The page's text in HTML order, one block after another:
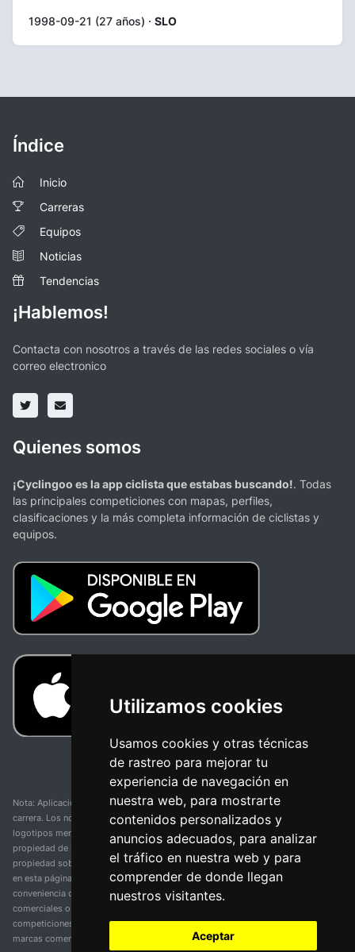
Utilizamos cookies
Usamos cookies y otras técnicas
de rastreo para mejorar tu
experiencia de navegación en
nuestra web, para mostrarte
contenidos personalizados y
anuncios adecuados, para analizar
el tráfico en nuestra web y para
comprender de donde llegan
nuestros visitantes.
Aceptar
1998-09-21 (27 años) · SLO
Índice
Inicio
Carreras
Equipos
Noticias
Tendencias
¡Hablemos!
Contacta con nosotros a través de las redes sociales o vía
correo electronico
Quienes somos
¡Cyclingoo es la app ciclista que estabas buscando!. Todas
las principales competiciones con mapas, perfiles,
clasificaciones y la más completa información de ciclistas y
equipos.
Nota: Aplicación y web no oficial y no relacionada con ninguna organización o
carrera. Los nombres de equipos, competiciones, marcas comerciales y
logotipos mencionados en esta página de resultados de ciclismo son
propiedad de sus respectivos dueños. No tenemos afiliación, patrocinio ni
propiedad sobre estas marcas comerciales. Toda la información proporcionada
en esta página se presenta únicamente con fines informativos y para la
conveniencia de nuestros usuarios. Cualquier uso de nombres, marcas
comerciales o logotipos tiene el único propósito de identificar equipos y
competiciones y no implica asociación o respaldo. Todos los derechos de las
marcas comerciales mencionadas aquí pertenecen a sus propietarios legítimos.